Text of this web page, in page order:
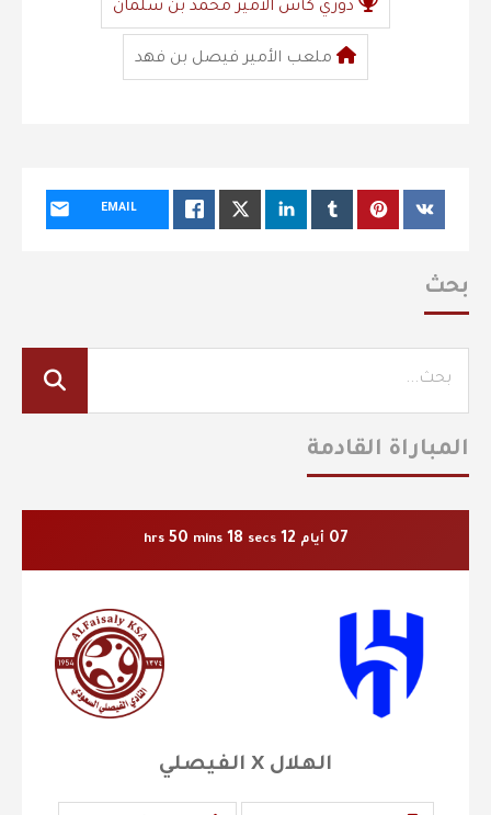
دوري كأس الأمير محمد بن سلمان
ملعب الأمير فيصل بن فهد
EMAIL
بحث
المباراة القادمة
07 أيام 12
hrs 50 mins 17 secs
الهلال X الفيصلي